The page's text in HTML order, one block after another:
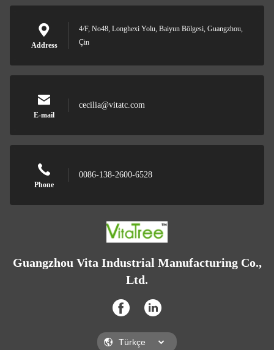
Address
4/F, No48, Longhexi Yolu, Baiyun Bölgesi, Guangzhou,
Çin
E-mail
cecilia@vitatc.com
Phone
0086-138-2600-6528
Guangzhou Vita Industrial Manufacturing Co.,
Ltd.